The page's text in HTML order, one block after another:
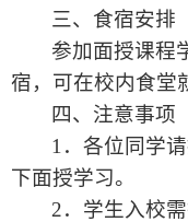
三、食宿安排
参加面授课程
宿，可在校内食堂
四、注意事项
1 ．各位同学
下面授学习。
2．学生入校